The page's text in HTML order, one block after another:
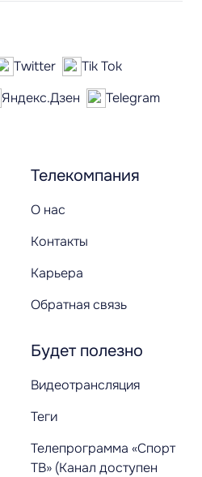
Телекомпания
О нас
Контакты
Карьера
Обратная связь
Будет полезно
Видеотрансляция
Теги
Телепрограмма «Спорт
ТВ» (Канал доступен
Twitter
Tik Tok
Яндекс.Дзен
Telegram